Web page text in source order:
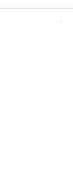
Comentarios